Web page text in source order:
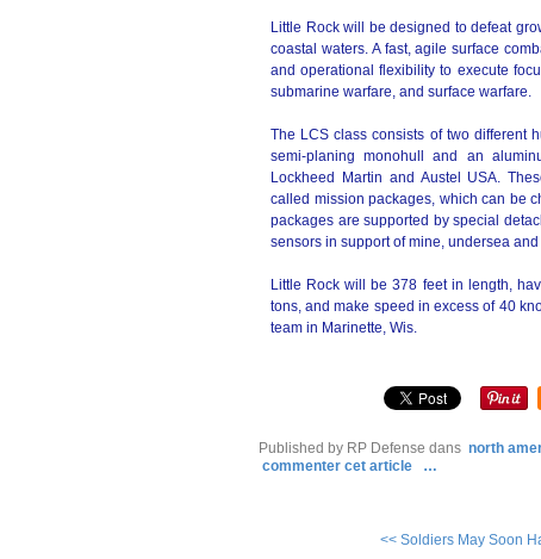
Little Rock will be designed to defeat
coastal waters. A fast, agile surface
and operational flexibility to execute
submarine warfare, and surface warfare.
The LCS class consists of two different
semi-planing monohull and an
Lockheed Martin and Austel USA.
called mission packages, which can be
packages are supported by special
sensors in support of mine, undersea
Little Rock will be 378 feet in length,
tons, and make speed in excess of 40
team in Marinette, Wis.
Published by RP Defense dans north
commenter cet article
…
<< Soldiers May Soon